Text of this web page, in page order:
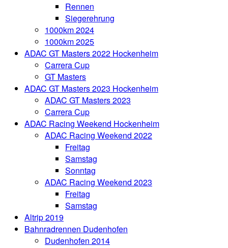
Rennen
Siegerehrung
1000km 2024
1000km 2025
ADAC GT Masters 2022 Hockenheim
Carrera Cup
GT Masters
ADAC GT Masters 2023 Hockenheim
ADAC GT Masters 2023
Carrera Cup
ADAC Racing Weekend Hockenheim
ADAC Racing Weekend 2022
Freitag
Samstag
Sonntag
ADAC Racing Weekend 2023
Freitag
Samstag
Altrip 2019
Bahnradrennen Dudenhofen
Dudenhofen 2014